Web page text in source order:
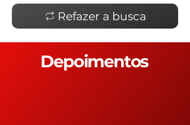
Refazer a busca
Depoimentos